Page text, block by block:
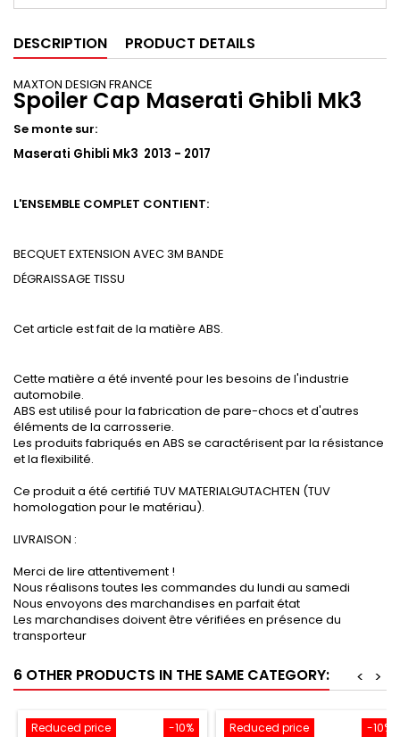
DESCRIPTION PRODUCT DETAILS
MAXTON DESIGN FRANCE
Spoiler Cap Maserati Ghibli Mk3
Se monte sur:
Maserati Ghibli Mk3 2013 - 2017
L'ENSEMBLE COMPLET CONTIENT:
BECQUET EXTENSION AVEC 3M BANDE
DÉGRAISSAGE TISSU
Cet article est fait de la matière ABS.
Cette matière a été inventé pour les besoins de l'industrie
automobile.
ABS est utilisé pour la fabrication de pare-chocs et d'autres
éléments de la carrosserie.
Les produits fabriqués en ABS se caractérisent par la résistance
et la flexibilité.
Ce produit a été certifié TUV MATERIALGUTACHTEN (TUV
homologation pour le matériau).
LIVRAISON :
Merci de lire attentivement !
Nous réalisons toutes les commandes du lundi au samedi
Nous envoyons des marchandises en parfait état
Les marchandises doivent être vérifiées en présence du
transporteur
6 OTHER PRODUCTS IN THE SAME CATEGORY: >
<
-10%
Reduced price
-10%
Reduced price